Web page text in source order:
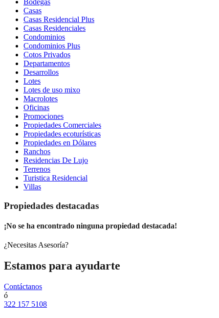
Bodegas
Casas
Casas Residencial Plus
Casas Residenciales
Condominios
Condominios Plus
Cotos Privados
Departamentos
Desarrollos
Lotes
Lotes de uso mixo
Macrolotes
Oficinas
Promociones
Propiedades Comerciales
Propiedades ecoturísticas
Propiedades en Dólares
Ranchos
Residencias De Lujo
Terrenos
Turistica Residencial
Villas
Propiedades destacadas
¡No se ha encontrado ninguna propiedad destacada!
¿Necesitas Asesoría?
Estamos para ayudarte
Contáctanos
ó
322 157 5108